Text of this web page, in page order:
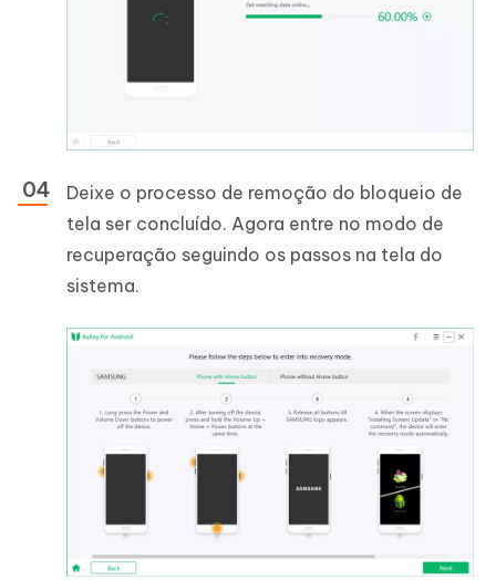
Deixe o processo de remoção do bloqueio de
tela ser concluído. Agora entre no modo de
recuperação seguindo os passos na tela do
sistema.